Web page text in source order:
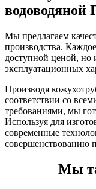
Мы предлагаем
производства.
доступной ценой,
эксплуатационных
Производя
соответствии со
требованиями, мы
Используя для
современные
совершенствованию
Мы